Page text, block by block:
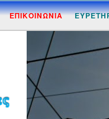
ΕΠΙΚΟΙΝΩΝΙΑ